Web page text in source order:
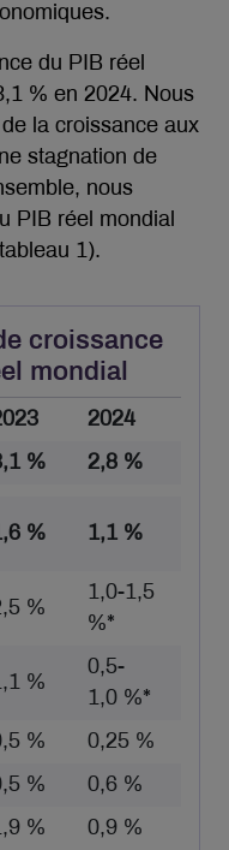
du PIB réel
% en 2024. Nous
la croissance aux
stagnation de
nous
PIB réel mondial
1).
croissance
mondial
2024
% 2,8 %
% 1,1 %
%
1,0-1,5
%*
%
0,5-
1,0 %*
%
0,25 %
%
0,6 %
% 0,9 %